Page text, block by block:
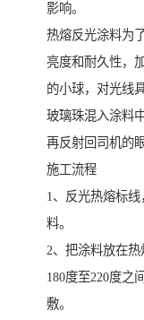
影响。
热熔反光涂料为
亮度和耐久性，
的小球，对光线
玻璃珠混入涂料
再反射回司机的
施工流程
1、反光热熔标
料。
2、把涂料放在
180度至220度之
敷。